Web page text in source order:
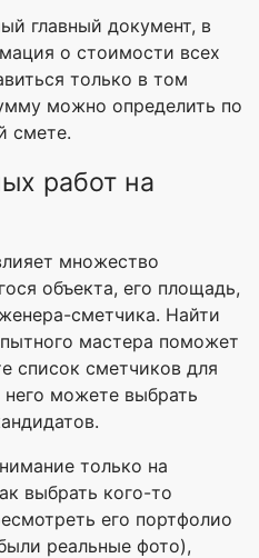
главный документ, в
о стоимости всех
только в том
можно определить по
смете.
работ на
множество
объекта, его площадь,
сметчика. Найти
мастера поможет
список сметчиков для
можете выбрать
только на
выбрать кого-то
его портфолио
реальные фото),